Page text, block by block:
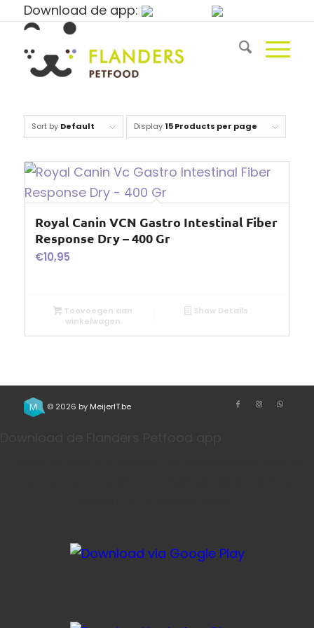
Download de app:
Sort by Default Display 15 Products per page
Royal Canin VCN Gastro Intestinal Fiber
Response Dry – 400 Gr
€10,95
Toevoegen aan
winkelwagen
Show Details
© 2026 by MeijerIT.be